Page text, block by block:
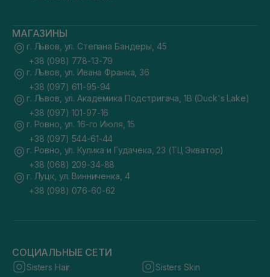
МАГАЗИНЫ
г. Львов, ул. Степана Бандеры, 45
+38 (098) 778-13-79
г. Львов, ул. Ивана Франка, 36
+38 (097) 611-95-94
г. Львов, ул. Академика Подстригача, 1В (Duck's Lake)
+38 (097) 101-97-16
г. Ровно, ул. 16-го Июля, 15
+38 (097) 544-61-44
г. Ровно, ул. Кулика и Гудачека, 23 (ТЦ Экватор)
+38 (068) 209-34-88
г. Луцк, ул. Винниченка, 4
+38 (098) 076-60-62
СОЦИАЛЬНЫЕ СЕТИ
Sisters Hair Sisters Skin